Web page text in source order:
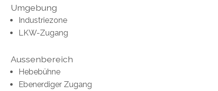
Umgebung
Industriezone
LKW-Zugang
Aussenbereich
Hebebühne
Ebenerdiger Zugang